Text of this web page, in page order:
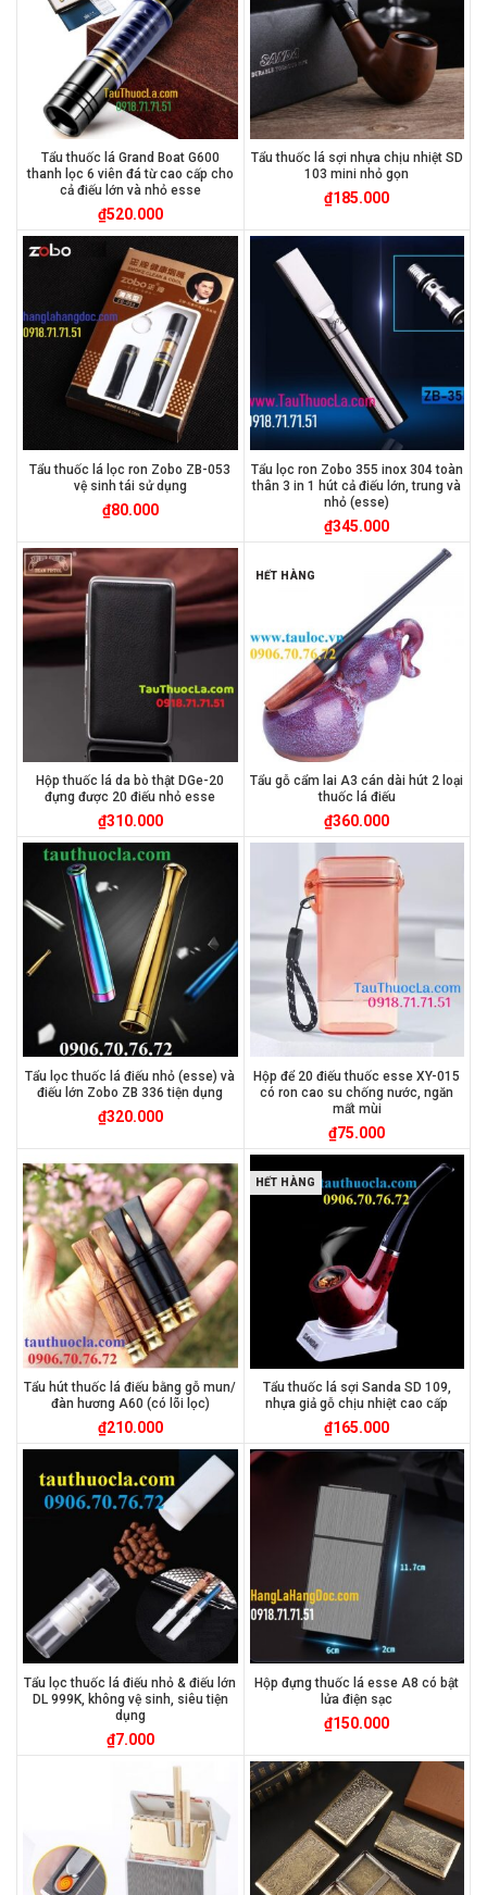
Tẩu thuốc lá Grand Boat G600
thanh lọc 6 viên đá từ cao cấp cho
cả điếu lớn và nhỏ esse
₫520.000
Tẩu thuốc lá sợi nhựa chịu nhiệt SD
103 mini nhỏ gọn
₫185.000
Tẩu thuốc lá lọc ron Zobo ZB-053
vệ sinh tái sử dụng
₫80.000
Tẩu lọc ron Zobo 355 inox 304 toàn
thân 3 in 1 hút cả điếu lớn, trung và
nhỏ (esse)
₫345.000
Hộp thuốc lá da bò thật DGe-20
đựng được 20 điếu nhỏ esse
₫310.000
HẾT HÀNG
Tẩu gỗ cẩm lai A3 cán dài hút 2 loại
thuốc lá điếu
₫360.000
Tẩu lọc thuốc lá điếu nhỏ (esse) và
điếu lớn Zobo ZB 336 tiện dụng
₫320.000
Hộp để 20 điếu thuốc esse XY-015
có ron cao su chống nước, ngăn
mất mùi
₫75.000
Tẩu hút thuốc lá điếu bằng gỗ mun/
đàn hương A60 (có lõi lọc)
₫210.000
HẾT HÀNG
Tẩu thuốc lá sợi Sanda SD 109,
nhựa giả gỗ chịu nhiệt cao cấp
₫165.000
Tẩu lọc thuốc lá điếu nhỏ & điếu lớn
DL 999K, không vệ sinh, siêu tiện
dụng
₫7.000
Hộp đựng thuốc lá esse A8 có bật
lửa điện sạc
₫150.000